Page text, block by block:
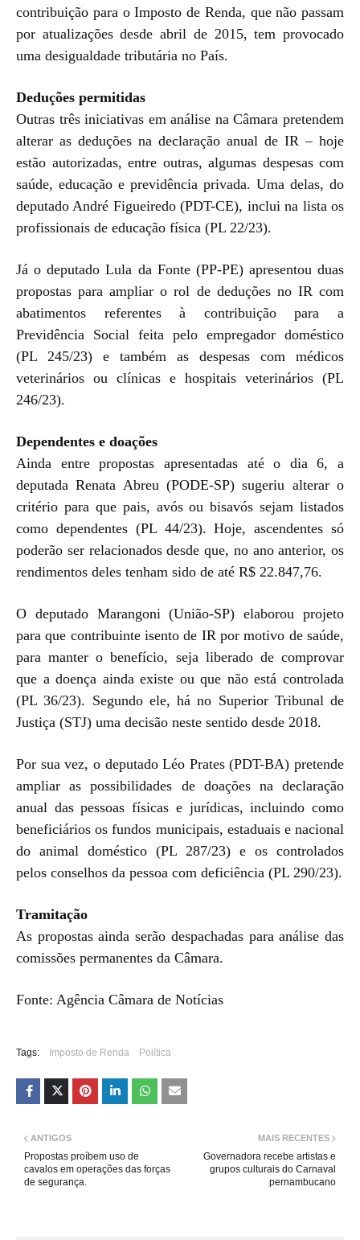
contribuição para o Imposto de Renda, que não passam
por atualizações desde abril de 2015, tem provocado
uma desigualdade tributária no País.
Deduções permitidas
Outras três iniciativas em análise na Câmara pretendem
alterar as deduções na declaração anual de IR – hoje
estão autorizadas, entre outras, algumas despesas com
saúde, educação e previdência privada. Uma delas, do
deputado André Figueiredo (PDT-CE), inclui na lista os
profissionais de educação física (PL 22/23).
Já o deputado Lula da Fonte (PP-PE) apresentou duas
propostas para ampliar o rol de deduções no IR com
abatimentos referentes à contribuição para a
Previdência Social feita pelo empregador doméstico
(PL 245/23) e também as despesas com médicos
veterinários ou clínicas e hospitais veterinários (PL
246/23).
Dependentes e doações
Ainda entre propostas apresentadas até o dia 6, a
deputada Renata Abreu (PODE-SP) sugeriu alterar o
critério para que pais, avós ou bisavós sejam listados
como dependentes (PL 44/23). Hoje, ascendentes só
poderão ser relacionados desde que, no ano anterior, os
rendimentos deles tenham sido de até R$ 22.847,76.
O deputado Marangoni (União-SP) elaborou projeto
para que contribuinte isento de IR por motivo de saúde,
para manter o benefício, seja liberado de comprovar
que a doença ainda existe ou que não está controlada
(PL 36/23). Segundo ele, há no Superior Tribunal de
Justiça (STJ) uma decisão neste sentido desde 2018.
Por sua vez, o deputado Léo Prates (PDT-BA) pretende
ampliar as possibilidades de doações na declaração
anual das pessoas físicas e jurídicas, incluindo como
beneficiários os fundos municipais, estaduais e nacional
do animal doméstico (PL 287/23) e os controlados
pelos conselhos da pessoa com deficiência (PL 290/23).
Tramitação
As propostas ainda serão despachadas para análise das
comissões permanentes da Câmara.
Fonte: Agência Câmara de Notícias
Tags: Imposto de Renda Política
MAIS RECENTES
Governadora recebe artistas e
grupos culturais do Carnaval
pernambucano
ANTIGOS
Propostas proíbem uso de
cavalos em operações das forças
de segurança.